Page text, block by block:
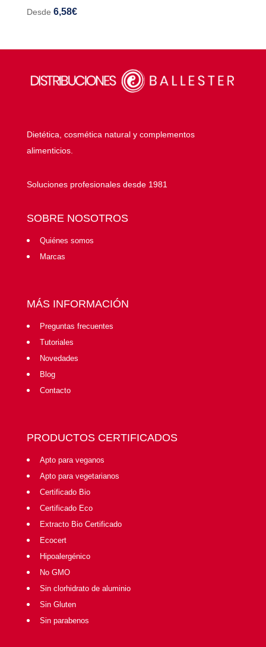
Desde 6,58€
Dietética, cosmética natural y complementos
alimenticios.
Soluciones profesionales desde 1981
SOBRE NOSOTROS
Quiénes somos
Marcas
MÁS INFORMACIÓN
Preguntas frecuentes
Tutoriales
Novedades
Blog
Contacto
PRODUCTOS CERTIFICADOS
Apto para veganos
Apto para vegetarianos
Certificado Bio
Certificado Eco
Extracto Bio Certificado
Ecocert
Hipoalergénico
No GMO
Sin clorhidrato de aluminio
Sin Gluten
Sin parabenos